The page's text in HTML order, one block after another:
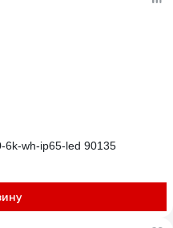
wh-ip65-led 90135